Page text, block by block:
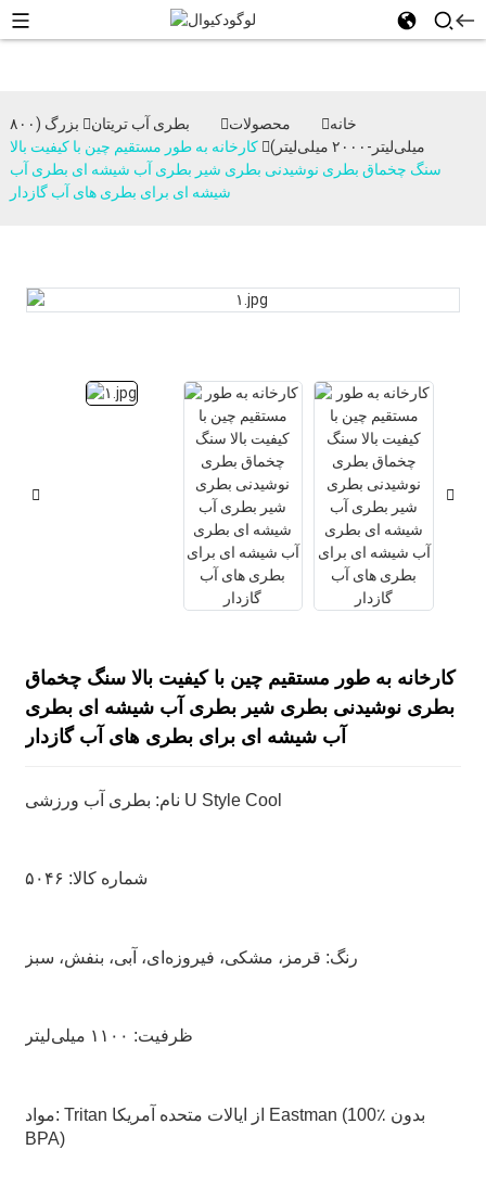
خانه محصولات بطری آب تریتان
بزرگ (۸۰۰
میلی‌لیتر-۲۰۰۰ میلی‌لیتر)
کارخانه به طور مستقیم چین با کیفیت بالا
سنگ چخماق بطری نوشیدنی بطری شیر بطری آب شیشه ای بطری آب
شیشه ای برای بطری های آب گازدار
کارخانه به طور مستقیم چین با کیفیت بالا سنگ چخماق
بطری نوشیدنی بطری شیر بطری آب شیشه ای بطری
آب شیشه ای برای بطری های آب گازدار
نام: بطری آب ورزشی U Style Cool
شماره کالا: ۵۰۴۶
رنگ: قرمز، مشکی، فیروزه‌ای، آبی، بنفش، سبز
ظرفیت: ۱۱۰۰ میلی‌لیتر
مواد: Tritan از ایالات متحده آمریکا Eastman (100٪ بدون
BPA)